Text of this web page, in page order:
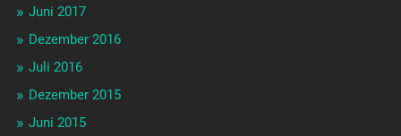
Juni 2017
Dezember 2016
Juli 2016
Dezember 2015
Juni 2015